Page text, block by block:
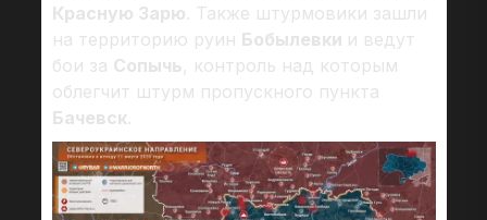
Красную Зарю. Также штурмовики зашли
на территорию руин Бобылевки и ведут
бои за Сопычь, контроль над которым
облегчит штурм пропускного пункта
Бачевск.